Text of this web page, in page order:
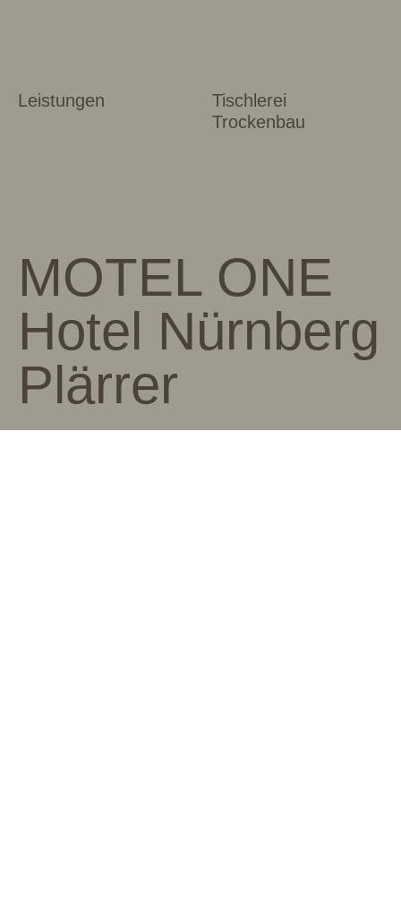
Leistungen
Tischlerei
Trockenbau
MOTEL ONE
Hotel Nürnberg
Plärrer